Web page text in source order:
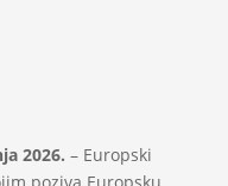
2026. – Europski